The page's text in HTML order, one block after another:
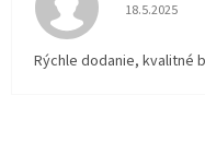
18.5.2025
Rýchle dodanie, kvalitné